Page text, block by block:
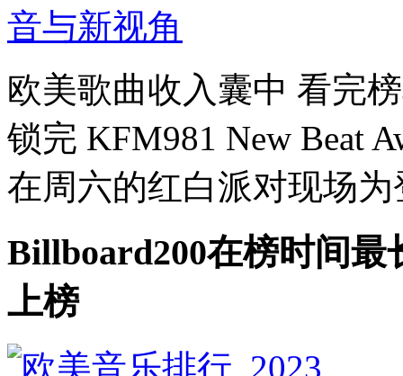
欧美歌曲收入囊中 看完
锁完 KFM981 New Beat
在周六的红白派对现场
Billboard200在榜时间最
上榜